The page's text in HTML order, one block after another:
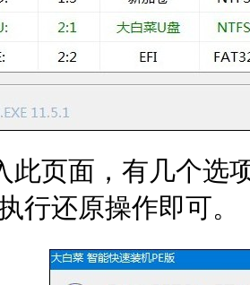
此页面，有几个选
行还原操作即可。